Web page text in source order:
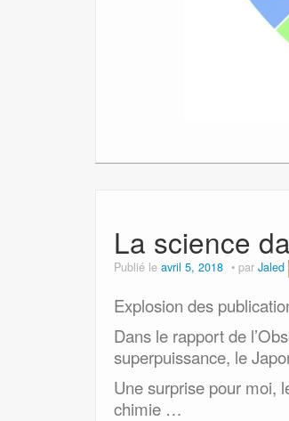
La science
Publié le avril 5, 2018 par Jaled
Explosion des
Dans le rapport de
superpuissance, le
Une surprise pour moi,
chimie …